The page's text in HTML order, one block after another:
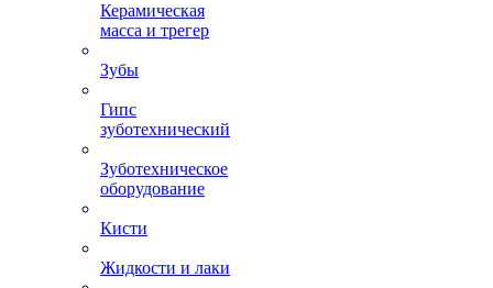
Керамическая
масса и трегер
Зубы
Гипс
зуботехнический
Зуботехническое
оборудование
Кисти
Жидкости и лаки